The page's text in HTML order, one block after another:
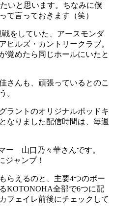
いと思います。ちなみに僕
て言っておきます（笑）
をしていた、アースモンダ
ヒルズ・カントリークラブ。
覚めたら同じホールにいたと
さんも、頑張っているとのこ
。
ラントのオリジナルポッドキ
なりました配信時間は、毎週
ー 山口乃々華さんです。
ジャンプ！
らえるのと、主要4つのポー
KOTONOHA全部で6つに配
フェイレ前後にチェックして